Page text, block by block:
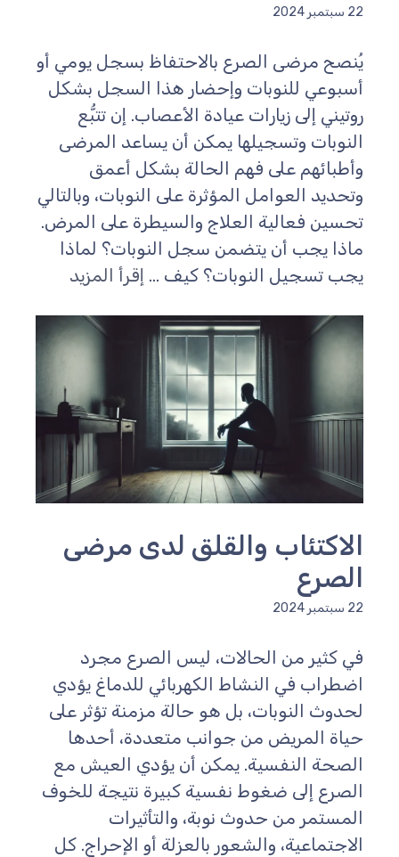
مرضى الصرع بالاحتفاظ بسجل يومي أو
للنوبات وإحضار هذا السجل بشكل
إلى زيارات عيادة الأعصاب. إن تتبُّع
وتسجيلها يمكن أن يساعد المرضى
على فهم الحالة بشكل أعمق
العوامل المؤثرة على النوبات، وبالتالي
فعالية العلاج والسيطرة على المرض.
يجب أن يتضمن سجل النوبات؟ لماذا
تسجيل النوبات؟ كيف ...إقرأ المزيد
والقلق لدى مرضى
كثير من الحالات، ليس الصرع مجرد
في النشاط الكهربائي للدماغ يؤدي
النوبات، بل هو حالة مزمنة تؤثر على
المريض من جوانب متعددة، أحدها
النفسية. يمكن أن يؤدي العيش مع
إلى ضغوط نفسية كبيرة نتيجة للخوف
من حدوث نوبة، والتأثيرات
والشعور بالعزلة أو الإحراج. كل